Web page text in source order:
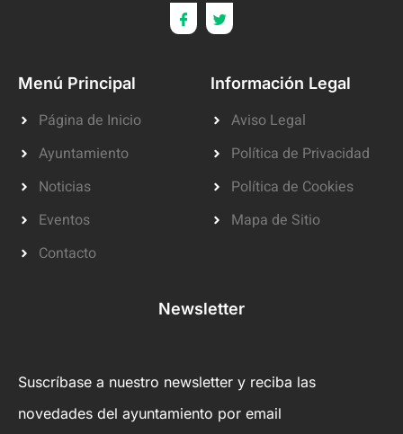
Menú Principal
Página de Inicio
Ayuntamiento
Noticias
Eventos
Contacto
Información Legal
Aviso Legal
Política de Privacidad
Política de Cookies
Mapa de Sitio
Newsletter
Suscríbase a nuestro newsletter y reciba las
novedades del ayuntamiento por email